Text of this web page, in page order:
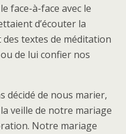
face-à-face avec le
d’écouter la
textes de méditation
de lui confier nos
décidé de nous marier,
veille de notre mariage
Notre mariage